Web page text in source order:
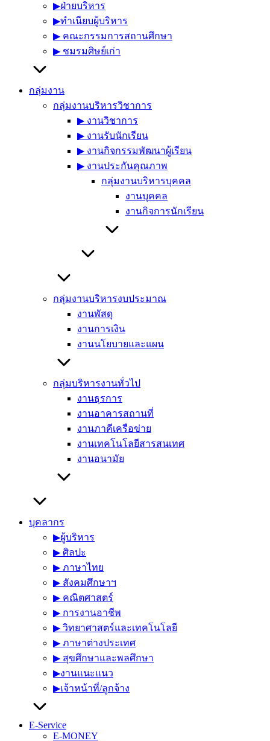
▶︎ฝ่ายบริหาร
▶︎ทำเนียบผู้บริหาร
▶︎ คณะกรรมการสถานศึกษา
▶︎ ชมรมศิษย์เก่า
กลุ่มงาน
กลุ่มงานบริหารวิชาการ
▶︎ งานวิชาการ
▶︎ งานรับนักเรียน
▶︎ งานกิจกรรมพัฒนาผู้เรียน
▶︎ งานประกันคุณภาพ
กลุ่มงานบริหารบุคคล
งานบุคคล
งานกิจการนักเรียน
กลุ่มงานบริหารงบประมาณ
งานพัสดุ
งานการเงิน
งานนโยบายและแผน
กลุ่มบริหารงานทั่วไป
งานธุรการ
งานอาคารสถานที่
งานภาคีเครือข่าย
งานเทคโนโลยีสารสนเทศ
งานอนามัย
บุคลากร
▶︎ผู้บริหาร
▶︎ ศิลปะ
▶︎ ภาษาไทย
▶︎ สังคมศึกษาฯ
▶︎ คณิตศาสตร์
▶︎ การงานอาชีพ
▶︎ วิทยาศาสตร์และเทคโนโลยี
▶︎ ภาษาต่างประเทศ
▶︎ สุขศึกษาและพลศึกษา
▶︎งานแนะแนว
▶︎เจ้าหน้าที่/ลูกจ้าง
E-Service
E-MONEY